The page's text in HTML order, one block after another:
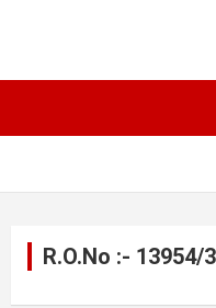
R.O.No :- 13954/